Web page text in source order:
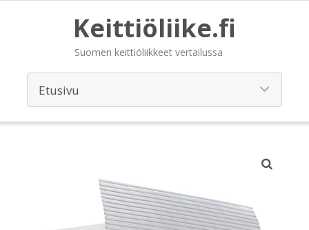
Keittiöliike.fi
Suomen keittiöliikkeet vertailussa